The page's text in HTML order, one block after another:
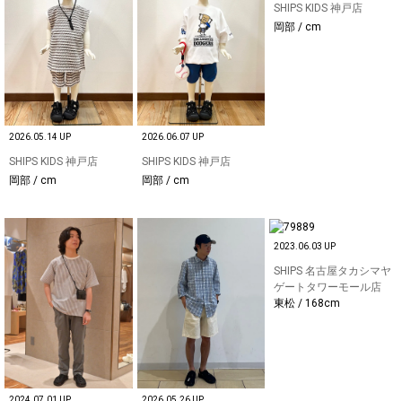
2026.05.14 UP
SHIPS KIDS 神戸店
岡部 / cm
2026.06.07 UP
SHIPS KIDS 神戸店
岡部 / cm
SHIPS KIDS 神戸店
岡部 / cm
2023.06.03 UP
SHIPS 名古屋タカシマヤ
ゲートタワーモール店
東松 / 168cm